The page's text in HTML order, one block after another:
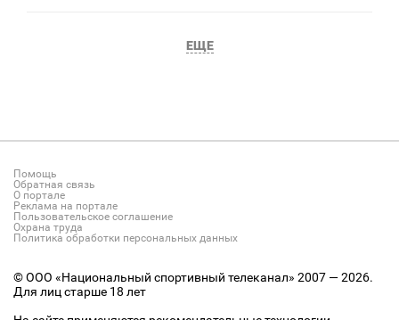
ЕЩЕ
Помощь
Обратная связь
О портале
Реклама на портале
Пользовательское соглашение
Охрана труда
Политика обработки персональных данных
© ООО «Национальный спортивный телеканал» 2007 — 2026.
Для лиц старше 18 лет